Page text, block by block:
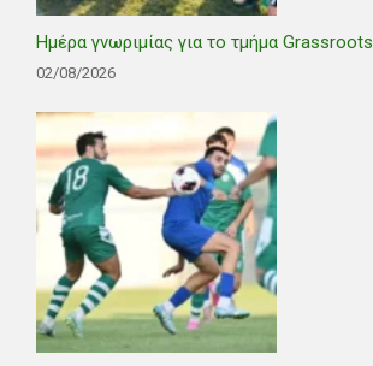
Ημέρα γνωριμίας για το τμήμα Grassroots
02/08/2026